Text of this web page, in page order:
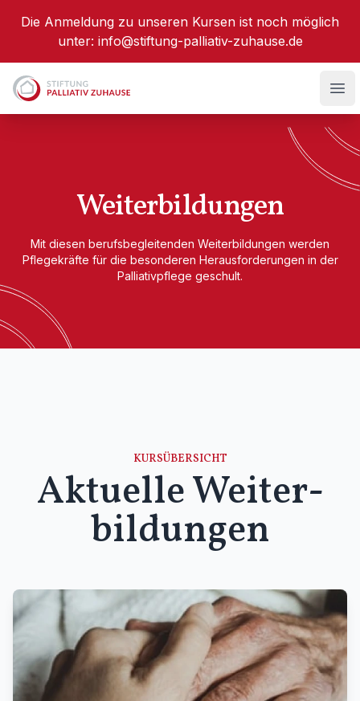
Die Anmeldung zu unseren Kursen ist noch möglich
unter: info@stiftung-palliativ-zuhause.de
Stiftung Palliativ Zuhause
Weiter­bildungen
Mit diesen berufsbegleitenden Weiterbildungen werden
Pflegekräfte für die besonderen Herausforderungen in der
Palliativpflege geschult.
KURSÜBERSICHT
Aktuelle Weiter­
bildungen